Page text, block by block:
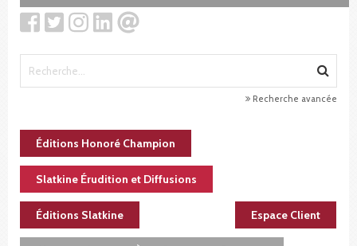
Recherche avancée
Éditions Honoré Champion
Slatkine Érudition et Diffusions
Éditions Slatkine Espace Client